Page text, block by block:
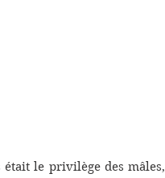
était le privilège des